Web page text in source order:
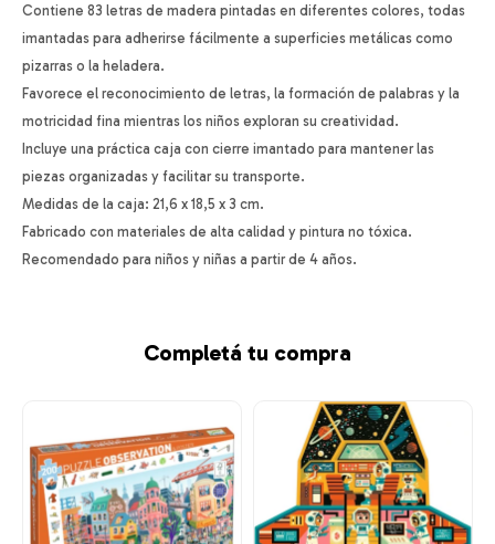
Contiene 83 letras de madera pintadas en diferentes colores, todas
imantadas para adherirse fácilmente a superficies metálicas como
pizarras o la heladera.
Favorece el reconocimiento de letras, la formación de palabras y la
motricidad fina mientras los niños exploran su creatividad.
Incluye una práctica caja con cierre imantado para mantener las
piezas organizadas y facilitar su transporte.
Medidas de la caja: 21,6 x 18,5 x 3 cm.
Fabricado con materiales de alta calidad y pintura no tóxica.
Recomendado para niños y niñas a partir de 4 años.
Completá tu compra